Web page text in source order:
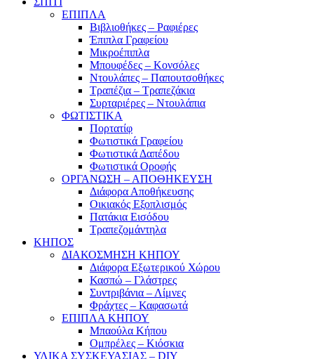
ΕΠΙΠΛΑ
Βιβλιοθήκες – Ραφιέρες
Έπιπλα Γραφείου
Μικροέπιπλα
Μπουφέδες – Κονσόλες
Ντουλάπες – Παπουτσοθήκες
Τραπέζια – Τραπεζάκια
Συρταριέρες – Ντουλάπια
ΦΩΤΙΣΤΙΚΑ
Πορτατίφ
Φωτιστικά Γραφείου
Φωτιστικά Δαπέδου
Φωτιστικά Οροφής
ΟΡΓΑΝΩΣΗ – ΑΠΟΘΗΚΕΥΣΗ
Διάφορα Αποθήκευσης
Οικιακός Εξοπλισμός
Πατάκια Εισόδου
Τραπεζομάντηλα
ΚΗΠΟΣ
ΔΙΑΚΟΣΜΗΣΗ ΚΗΠΟΥ
Διάφορα Εξωτερικού Χώρου
Κασπώ – Γλάστρες
Συντριβάνια – Λίμνες
Φράχτες – Καφασωτά
ΕΠΙΠΛΑ ΚΗΠΟΥ
Μπαούλα Κήπου
Ομπρέλες – Κιόσκια
ΥΛΙΚΑ ΣΥΣΚΕΥΑΣΙΑΣ – DIY